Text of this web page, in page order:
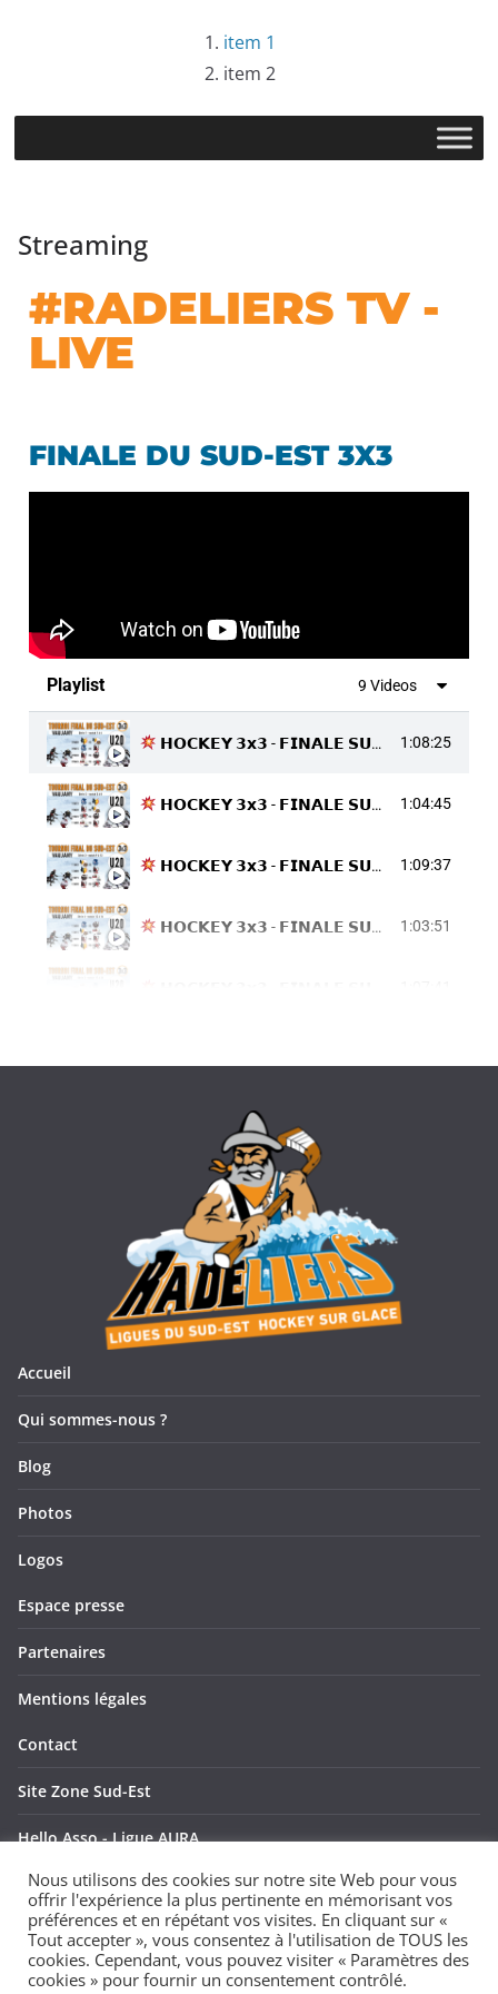
item 1
item 2
Streaming
#RADELIERS TV -
LIVE
FINALE DU SUD-EST 3X3
Playlist 9 Videos
𝗛𝗢𝗖𝗞𝗘𝗬 𝟯𝘅𝟯 - 𝗙𝗜𝗡𝗔𝗟𝗘 𝗦𝗨𝗗-𝗘𝗦𝗧 𝗨𝟮𝟬 1:08:25
𝗛𝗢𝗖𝗞𝗘𝗬 𝟯𝘅𝟯 - 𝗙𝗜𝗡𝗔𝗟𝗘 𝗦𝗨𝗗-𝗘𝗦𝗧 𝗨𝟮𝟬 1:04:45
𝗛𝗢𝗖𝗞𝗘𝗬 𝟯𝘅𝟯 - 𝗙𝗜𝗡𝗔𝗟𝗘 𝗦𝗨𝗗-𝗘𝗦𝗧 𝗨𝟮𝟬 1:09:37
𝗛𝗢𝗖𝗞𝗘𝗬 𝟯𝘅𝟯 - 𝗙𝗜𝗡𝗔𝗟𝗘 𝗦𝗨𝗗-𝗘𝗦𝗧 𝗨𝟮𝟬 1:03:51
𝗛𝗢𝗖𝗞𝗘𝗬 𝟯𝘅𝟯 - 𝗙𝗜𝗡𝗔𝗟𝗘 𝗦𝗨𝗗-𝗘𝗦𝗧 𝗨𝟮𝟬
𝗛𝗢𝗖𝗞𝗘𝗬 𝟯𝘅𝟯 - 𝗙𝗜𝗡𝗔𝗟𝗘 𝗦𝗨𝗗-𝗘𝗦𝗧 𝗨𝟮𝟬
𝗛𝗢𝗖𝗞𝗘𝗬 𝟯𝘅𝟯 - 𝗙𝗜𝗡𝗔𝗟𝗘 𝗦𝗨𝗗-𝗘𝗦𝗧 𝗨𝟮𝟬
Accueil
Qui sommes-nous ?
Blog
Photos
Logos
Espace presse
Partenaires
Mentions légales
Contact
Site Zone Sud-Est
Hello Asso - Ligue AURA
Hello Asso - Ligue SUD
Nous utilisons des cookies sur notre site Web pour vous
offrir l'expérience la plus pertinente en mémorisant vos
préférences et en répétant vos visites. En cliquant sur «
Tout accepter », vous consentez à l'utilisation de TOUS les
cookies. Cependant, vous pouvez visiter « Paramètres des
cookies » pour fournir un consentement contrôlé.